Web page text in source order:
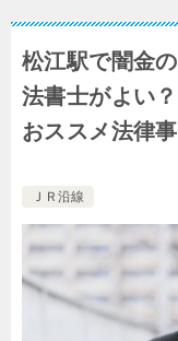
松江駅で闇金
法書士がよい
おススメ法律
ＪＲ沿線